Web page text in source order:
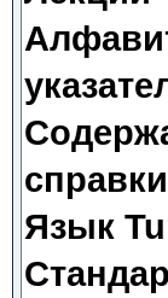
справки
Язык